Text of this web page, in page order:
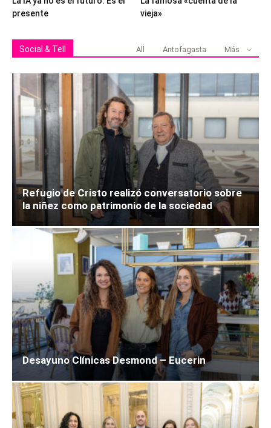
presente
vieja»
Social & Tell All Antofagasta Más
Refugio de Cristo realizó conversatorio sobre
la niñez como patrimonio de la sociedad
Desayuno Clínicas Desmond – Eucerin